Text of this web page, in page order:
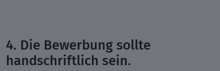
4. Die Bewerbung sollte
handschriftlich sein.